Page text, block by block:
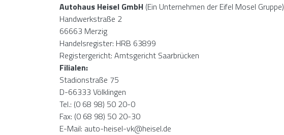
Autohaus Heisel GmbH (Ein Unternehmen der Eifel Mosel Gruppe)
Handwerkstraße 2
66663 Merzig
Handelsregister: HRB 63899
Registergericht: Amtsgericht Saarbrücken
Filialen:
Stadionstraße 75
D-66333 Völklingen
Tel.: (0 68 98) 50 20-0
Fax: (0 68 98) 50 20-30
E-Mail: auto-heisel-vk@heisel.de